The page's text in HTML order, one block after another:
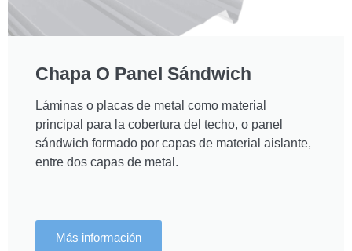
Chapa O Panel Sándwich
Láminas o placas de metal como material
principal para la cobertura del techo, o panel
sándwich formado por capas de material aislante,
entre dos capas de metal.
Más información